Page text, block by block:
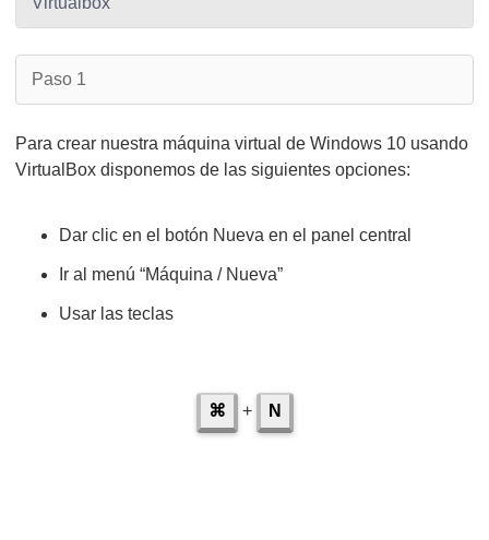
Paso 1
Para crear nuestra máquina virtual de Windows 10 usando
VirtualBox disponemos de las siguientes opciones:
Dar clic en el botón Nueva en el panel central
Ir al menú “Máquina / Nueva”
Usar las teclas
⌘ + N